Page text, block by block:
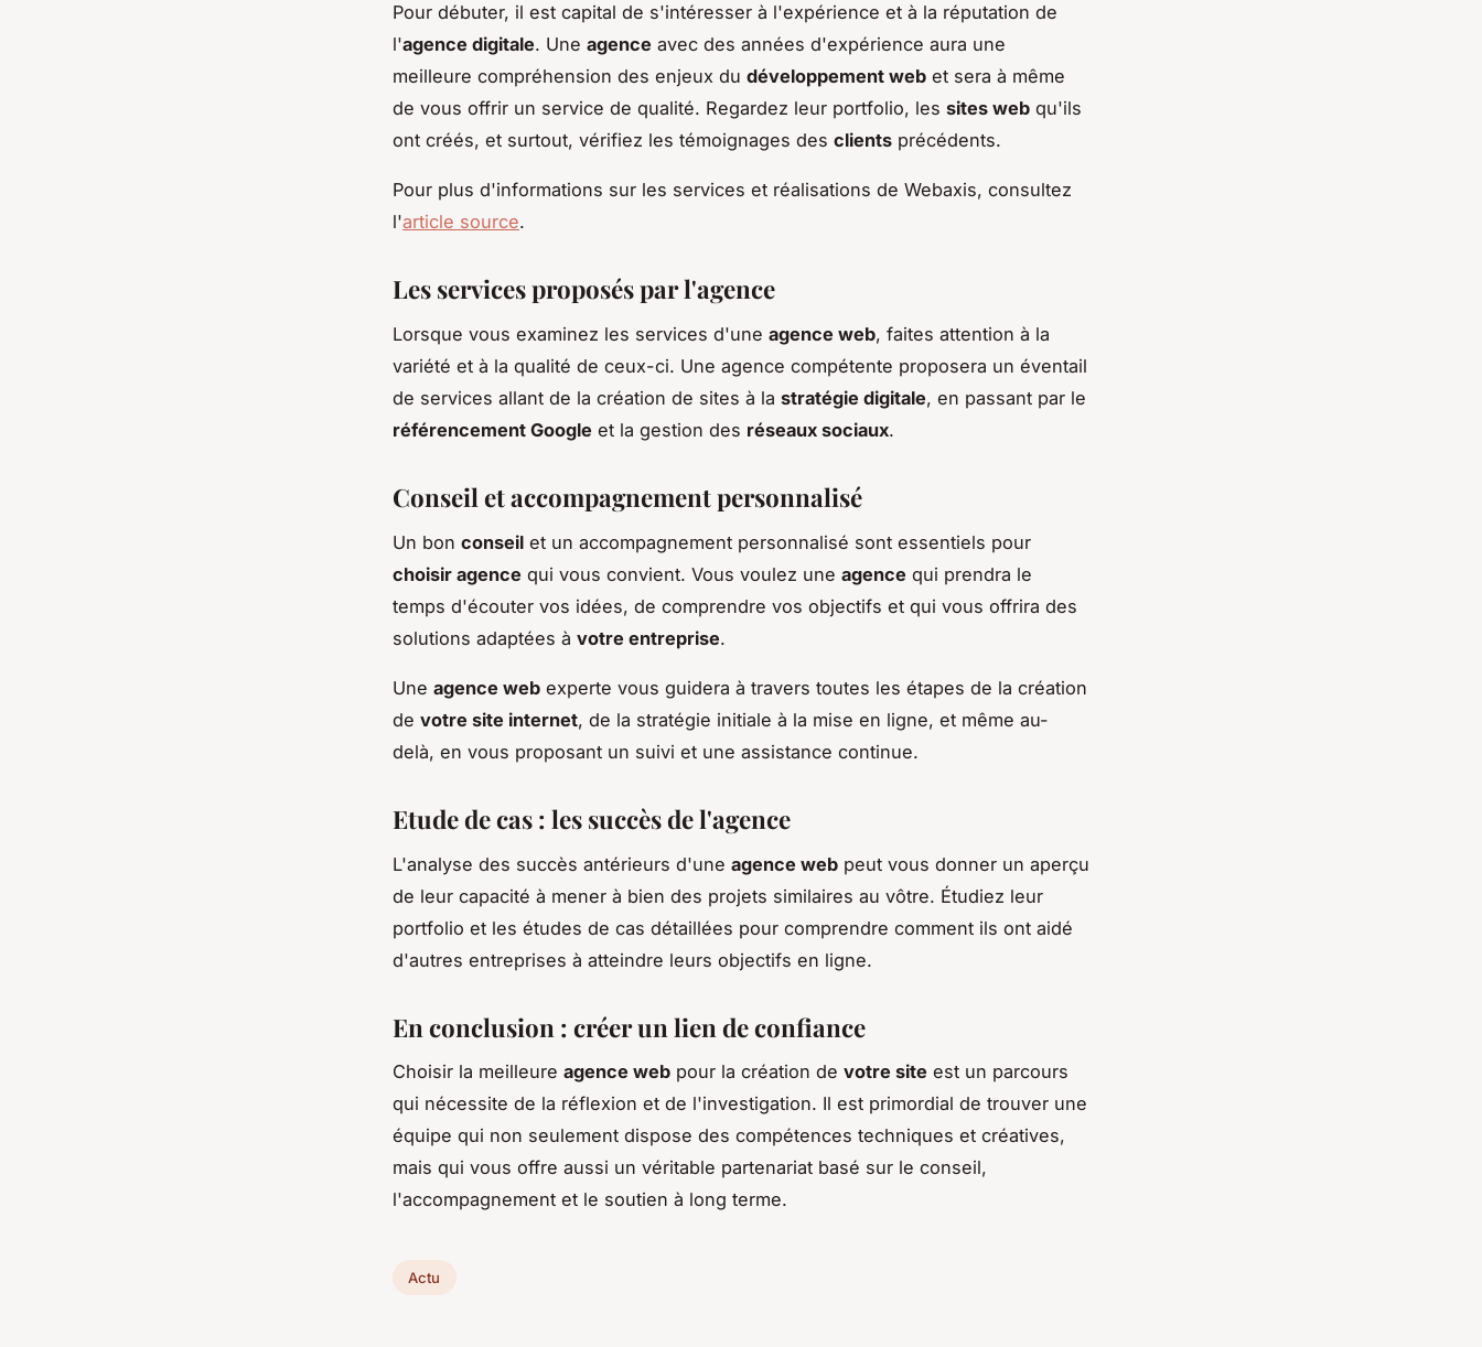
Pour débuter, il est capital de s'intéresser à l'expérience et à la réputation de
l'agence digitale. Une agence avec des années d'expérience aura une
meilleure compréhension des enjeux du développement web et sera à même
de vous offrir un service de qualité. Regardez leur portfolio, les sites web qu'ils
ont créés, et surtout, vérifiez les témoignages des clients précédents.
Pour plus d'informations sur les services et réalisations de Webaxis, consultez
l'article source.
Les services proposés par l'agence
Lorsque vous examinez les services d'une agence web, faites attention à la
variété et à la qualité de ceux-ci. Une agence compétente proposera un éventail
de services allant de la création de sites à la stratégie digitale, en passant par le
référencement Google et la gestion des réseaux sociaux.
Conseil et accompagnement personnalisé
Un bon conseil et un accompagnement personnalisé sont essentiels pour
choisir agence qui vous convient. Vous voulez une agence qui prendra le
temps d'écouter vos idées, de comprendre vos objectifs et qui vous offrira des
solutions adaptées à votre entreprise.
Une agence web experte vous guidera à travers toutes les étapes de la création
de votre site internet, de la stratégie initiale à la mise en ligne, et même au-
delà, en vous proposant un suivi et une assistance continue.
Etude de cas : les succès de l'agence
L'analyse des succès antérieurs d'une agence web peut vous donner un aperçu
de leur capacité à mener à bien des projets similaires au vôtre. Étudiez leur
portfolio et les études de cas détaillées pour comprendre comment ils ont aidé
d'autres entreprises à atteindre leurs objectifs en ligne.
En conclusion : créer un lien de confiance
Choisir la meilleure agence web pour la création de votre site est un parcours
qui nécessite de la réflexion et de l'investigation. Il est primordial de trouver une
équipe qui non seulement dispose des compétences techniques et créatives,
mais qui vous offre aussi un véritable partenariat basé sur le conseil,
l'accompagnement et le soutien à long terme.
Actu